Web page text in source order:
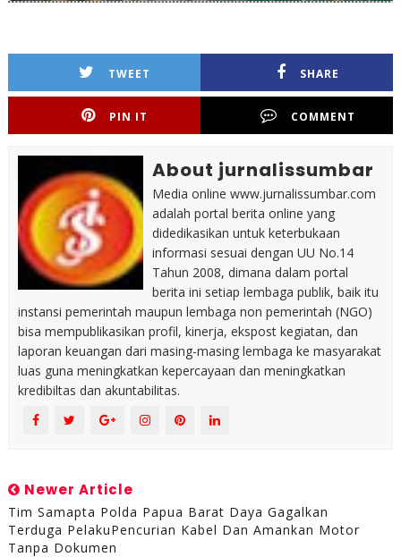
TWEET SHARE
PIN IT COMMENT
About jurnalissumbar
Media online www.jurnalissumbar.com
adalah portal berita online yang
didedikasikan untuk keterbukaan
informasi sesuai dengan UU No.14
Tahun 2008, dimana dalam portal
berita ini setiap lembaga publik, baik itu
instansi pemerintah maupun lembaga non pemerintah (NGO)
bisa mempublikasikan profil, kinerja, ekspost kegiatan, dan
laporan keuangan dari masing-masing lembaga ke masyarakat
luas guna meningkatkan kepercayaan dan meningkatkan
kredibiltas dan akuntabilitas.
Newer Article
Tim Samapta Polda Papua Barat Daya Gagalkan
Terduga PelakuPencurian Kabel Dan Amankan Motor
Tanpa Dokumen